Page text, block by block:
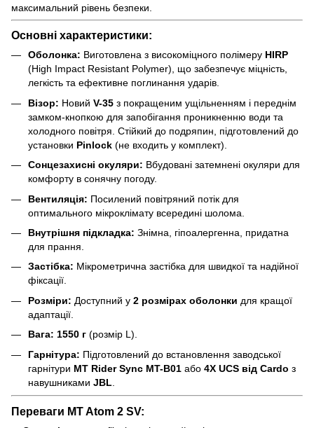
максимальний рівень безпеки.
Основні характеристики:
Оболонка: Виготовлена з високоміцного полімеру HIRP
(High Impact Resistant Polymer), що забезпечує міцність,
легкість та ефективне поглинання ударів.
Візор: Новий V-35 з покращеним ущільненням і переднім
замком-кнопкою для запобігання проникненню води та
холодного повітря. Стійкий до подряпин, підготовлений до
установки Pinlock (не входить у комплект).
Сонцезахисні окуляри: Вбудовані затемнені окуляри для
комфорту в сонячну погоду.
Вентиляція: Посилений повітряний потік для
оптимального мікроклімату всередині шолома.
Внутрішня підкладка: Знімна, гіпоалергенна, придатна
для прання.
Застібка: Мікрометрична застібка для швидкої та надійної
фіксації.
Розміри: Доступний у 2 розмірах оболонки для кращої
адаптації.
Вага: 1550 г (розмір L).
Гарнітура: Підготовлений до встановлення заводської
гарнітури MT Rider Sync MT-B01 або 4X UCS від Cardo з
навушниками JBL
Переваги MT Atom 2 SV: